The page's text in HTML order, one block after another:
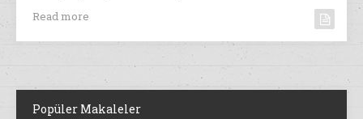
Read more
Popüler Makaleler